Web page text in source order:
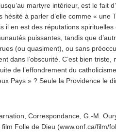
martyre intérieur, est le fait
hésité à parler d’elle comme « une
il en est des réputations
puissantes, tandis que
(ou quasiment), ou sans
dans l’obscurité. C’est bien
de l’effondrement du
Pays » ? Seule la Providence le
Correspondance, G.-M.
Folle de Dieu (www.onf.ca/film/